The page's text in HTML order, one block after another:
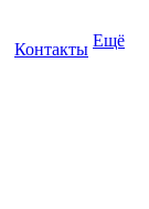
Контакты Ещё